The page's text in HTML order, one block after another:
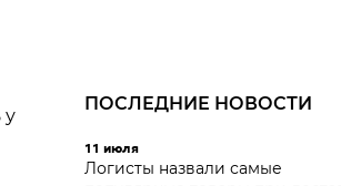
у
ПОСЛЕДНИЕ НОВОСТИ
11 июля
Логисты назвали самые